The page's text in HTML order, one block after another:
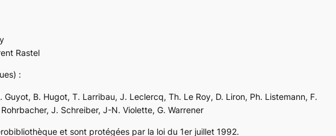
Rastel
:
B. Hugot, T. Larribau, J. Leclercq, Th. Le Roy, D. Liron, Ph. Listemann, F.
J. Schreiber, J-N. Violette, G. Warrener
et sont protégées par la loi du 1er juillet 1992.